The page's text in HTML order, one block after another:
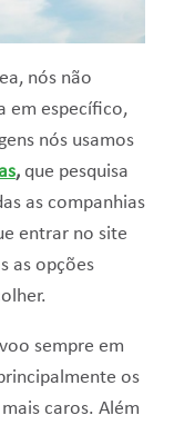
nós não
em específico,
nós usamos
,que pesquisa
as companhias
entrar no site
as opções
sempre em
os
caros. Além